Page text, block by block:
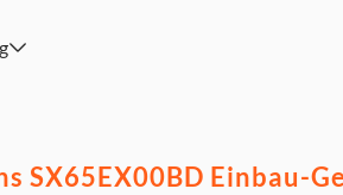
SX65EX00BD Einbau-